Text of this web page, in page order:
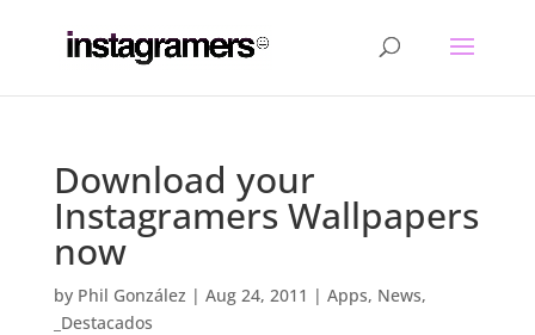
Download your
Instagramers Wallpapers
now
by Phil González | Aug 24, 2011 | Apps, News,
_Destacados